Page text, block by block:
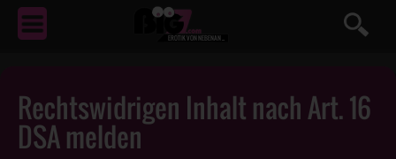
EROTIKVON NEBENAN ...
Rechtswidrigen Inhalt nach Art. 16
DSA melden